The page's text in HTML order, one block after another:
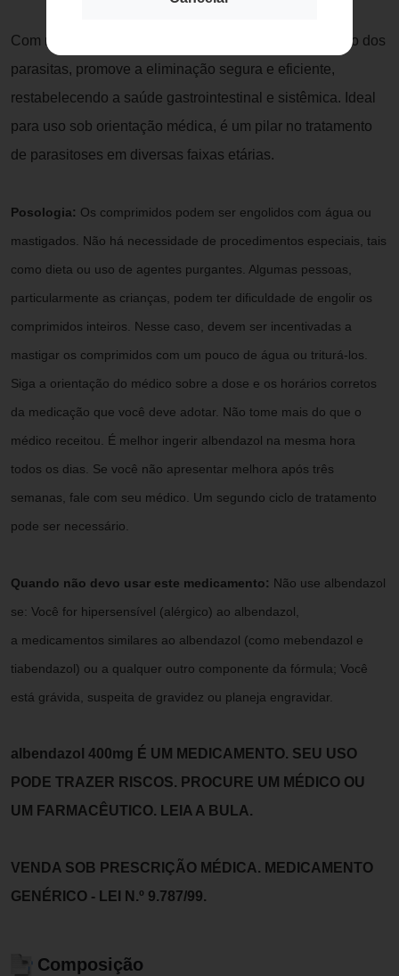
Com mecanismo de ação que interfere no metabolismo dos
parasitas, promove a eliminação segura e eficiente,
restabelecendo a saúde gastrointestinal e sistêmica. Ideal
para uso sob orientação médica, é um pilar no tratamento
de parasitoses em diversas faixas etárias.
Posologia: Os comprimidos podem ser engolidos com água ou
mastigados. Não há necessidade de procedimentos especiais, tais
como dieta ou uso de agentes purgantes. Algumas pessoas,
particularmente as crianças, podem ter dificuldade de engolir os
comprimidos inteiros. Nesse caso, devem ser incentivadas a
mastigar os comprimidos com um pouco de água ou triturá-los.
Siga a orientação do médico sobre a dose e os horários corretos
da medicação que você deve adotar. Não tome mais do que o
médico receitou. É melhor ingerir albendazol na mesma hora
todos os dias. Se você não apresentar melhora após três
semanas, fale com seu médico. Um segundo ciclo de tratamento
pode ser necessário.
Quando não devo usar este medicamento: Não use albendazol
se: Você for hipersensível (alérgico) ao albendazol,
a medicamentos similares ao albendazol (como mebendazol e
tiabendazol) ou a qualquer outro componente da fórmula; Você
está grávida, suspeita de gravidez ou planeja engravidar.
albendazol 400mg É UM MEDICAMENTO. SEU USO
PODE TRAZER RISCOS. PROCURE UM MÉDICO OU
UM FARMACÊUTICO. LEIA A BULA.
VENDA SOB PRESCRIÇÃO MÉDICA. MEDICAMENTO
GENÉRICO - LEI N.º 9.787/99.
Composição